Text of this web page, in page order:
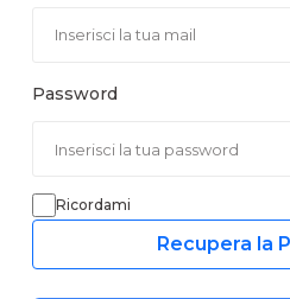
Password
Ricordami
Recupera la